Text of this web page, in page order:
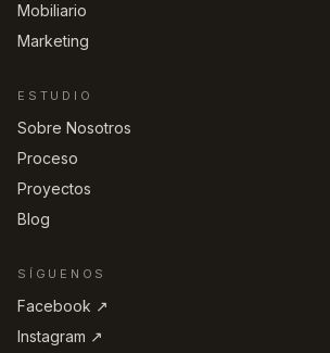
Mobiliario
Marketing
ESTUDIO
Sobre Nosotros
Proceso
Proyectos
Blog
SÍGUENOS
Facebook ↗︎
Instagram ↗︎